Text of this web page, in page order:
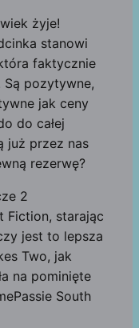
żyje!
stanowi
faktycznie
Są pozytywne,
jak ceny
do całej
już przez nas
rezerwę?
2
Fiction, starając
jest to lepsza
Two, jak
na pominięte
South